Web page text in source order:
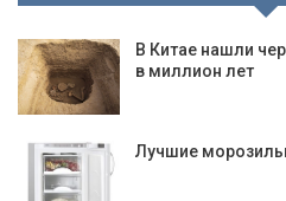
В Китае нашли
в миллион лет
Лучшие